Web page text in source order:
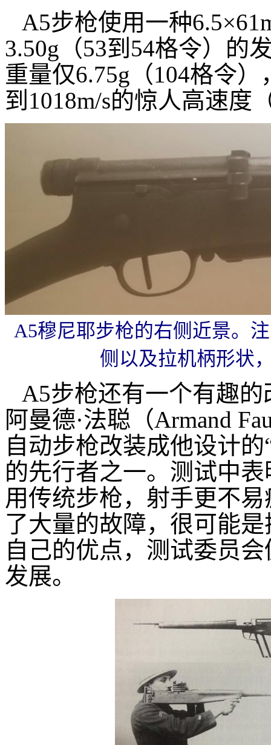
A5步枪使用一种
3.50g（53到54格令）的
重量仅6.75g（104格令
到1018m/s的惊人高速度
A5穆尼耶步枪的右侧近景。
侧以及拉机柄形状
A5步枪还有一个有趣
阿曼德·法聪（Armand
自动步枪改装成他设计
的先行者之一。测试中
用传统步枪，射手更不
了大量的故障，很可能
自己的优点，测试委员
发展。